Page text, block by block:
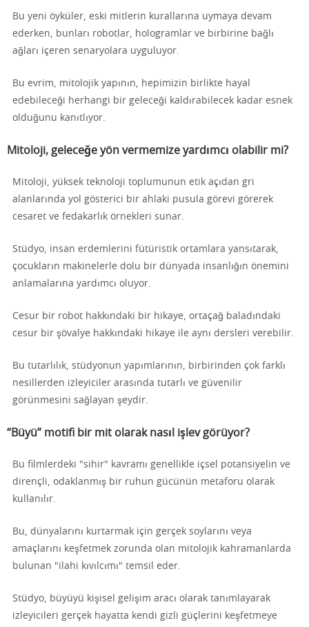
Bu yeni öyküler, eski mitlerin kurallarına uymaya devam
ederken, bunları robotlar, hologramlar ve birbirine bağlı
ağları içeren senaryolara uyguluyor.
Bu evrim, mitolojik yapının, hepimizin birlikte hayal
edebileceği herhangi bir geleceği kaldırabilecek kadar esnek
olduğunu kanıtlıyor.
Mitoloji, geleceğe yön vermemize yardımcı olabilir mi?
Mitoloji, yüksek teknoloji toplumunun etik açıdan gri
alanlarında yol gösterici bir ahlaki pusula görevi görerek
cesaret ve fedakarlık örnekleri sunar.
Stüdyo, insan erdemlerini fütüristik ortamlara yansıtarak,
çocukların makinelerle dolu bir dünyada insanlığın önemini
anlamalarına yardımcı oluyor.
Cesur bir robot hakkındaki bir hikaye, ortaçağ baladındaki
cesur bir şövalye hakkındaki hikaye ile aynı dersleri verebilir.
Bu tutarlılık, stüdyonun yapımlarının, birbirinden çok farklı
nesillerden izleyiciler arasında tutarlı ve güvenilir
görünmesini sağlayan şeydir.
“Büyü” motifi bir mit olarak nasıl işlev görüyor?
Bu filmlerdeki "sihir" kavramı genellikle içsel potansiyelin ve
dirençli, odaklanmış bir ruhun gücünün metaforu olarak
kullanılır.
Bu, dünyalarını kurtarmak için gerçek soylarını veya
amaçlarını keşfetmek zorunda olan mitolojik kahramanlarda
bulunan "ilahi kıvılcımı" temsil eder.
Stüdyo, büyüyü kişisel gelişim aracı olarak tanımlayarak
izleyicileri gerçek hayatta kendi gizli güçlerini keşfetmeye